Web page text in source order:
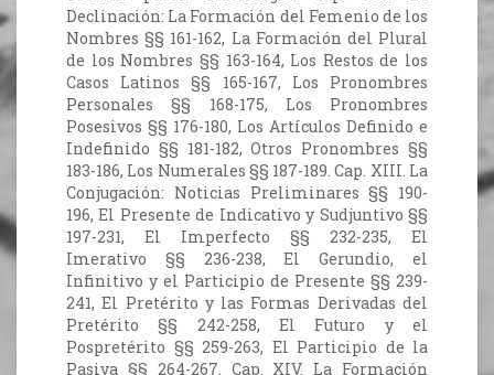
Declinación: La Formación del Femenio de los
Nombres §§ 161-162, La Formación del Plural
de los Nombres §§ 163-164, Los Restos de los
Casos Latinos §§ 165-167, Los Pronombres
Personales §§ 168-175, Los Pronombres
Posesivos §§ 176-180, Los Artículos Definido e
Indefinido §§ 181-182, Otros Pronombres §§
183-186, Los Numerales §§ 187-189. Cap. XIII. La
Conjugación: Noticias Preliminares §§ 190-
196, El Presente de Indicativo y Sudjuntivo §§
197-231, El Imperfecto §§ 232-235, El
Imerativo §§ 236-238, El Gerundio, el
Infinitivo y el Participio de Presente §§ 239-
241, El Pretérito y las Formas Derivadas del
Pretérito §§ 242-258, El Futuro y el
Pospretérito §§ 259-263, El Participio de la
Pasiva §§ 264-267. Cap. XIV. La Formación